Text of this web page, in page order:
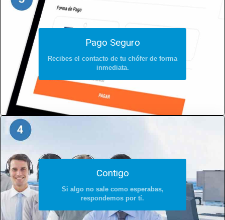
Pago Seguro
Recibes el contacto de tu chófer de forma
inmediata.
Contigo
Si algo no sale como esperabas,
respondemos por tí.